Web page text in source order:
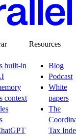
built-in
context
Resources
Blog
Podcast
White
papers
The
Tax